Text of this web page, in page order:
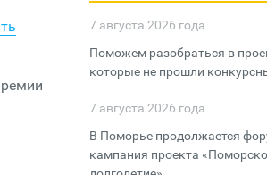
7 августа 2026 года
Поможем разобраться в
которые не прошли
7 августа 2026 года
В Поморье продолжается
кампания проекта